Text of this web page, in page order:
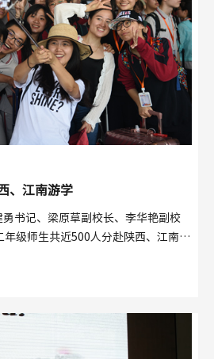
、江南游学
书记、梁原草副校长、李华艳副校
年级师生共近500人分赴陕西、江南两